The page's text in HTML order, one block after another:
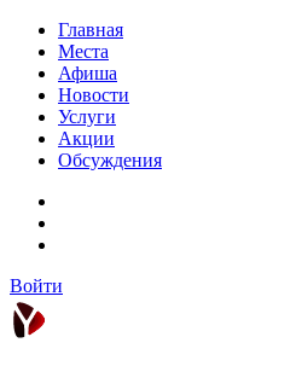
Главная
Места
Афиша
Новости
Услуги
Акции
Обсуждения
Войти